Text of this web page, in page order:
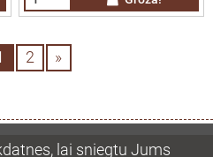
2 »
lai sniegtu Jums